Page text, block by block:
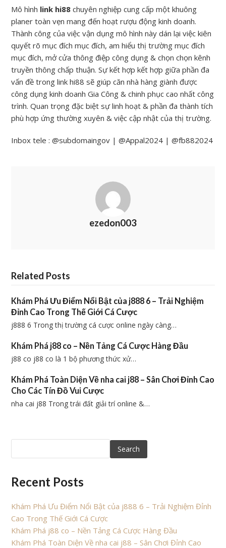
Mô hình link hi88 chuyên nghiệp cung cấp một khuông
planer toàn vẹn mang đến hoạt rượu động kinh doanh.
Thành công của việc vận dụng mô hình này dán lại việc kiên
quyết rõ mục đích mục đích, am hiểu thị trường mục đích
mục đích, mở cửa thông điệp công dụng & chọn chọn kênh
truyền thông chấp thuận. Sự kết hợp kết hợp giữa phần đa
vấn đề trong link hi88 sẽ giúp căn nhà hàng giành được
công dụng kinh doanh Gia Công & chinh phục cao nhất công
trình. Quan trọng đặc biệt sự linh hoạt & phần đa thành tích
phù hợp ứng thường xuyên & việc cập nhật của thị trường.
Inbox tele : @subdomaingov | @Appal2024 | @fb882024
ezedon003
Related Posts
Khám Phá Ưu Điểm Nổi Bật của j888 6 – Trải Nghiệm
Đỉnh Cao Trong Thế Giới Cá Cược
j888 6 Trong thị trường cá cược online ngày càng…
Khám Phá j88 co – Nền Tảng Cá Cược Hàng Đầu
j88 co j88 co là 1 bộ phương thức xử…
Khám Phá Toàn Diện Về nha cai j88 – Sân Chơi Đỉnh Cao
Cho Các Tín Đồ Vui Cược
nha cai j88 Trong trái đất giải trí online &…
Search
Recent Posts
Khám Phá Ưu Điểm Nổi Bật của j888 6 – Trải Nghiệm Đỉnh
Cao Trong Thế Giới Cá Cược
Khám Phá j88 co – Nền Tảng Cá Cược Hàng Đầu
Khám Phá Toàn Diện Về nha cai j88 – Sân Chơi Đỉnh Cao